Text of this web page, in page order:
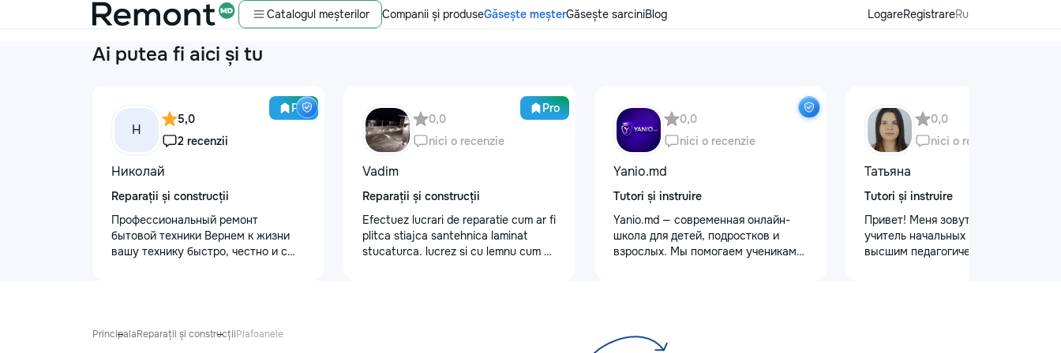
Catalogul meșterilor Companii și produseGăsește meșterGăsește sarciniBlog LogareRegistrareRu
Ai putea fi aici și tu
Pro
Н
5,0
2 recenzii
Николай
Reparații și construcții
Профессиональный ремонт
бытовой техники Вернем к жизни
вашу технику быстро, честно и с
течение 1–2 часов после заявки. 📉
Pro
0,0
nici o recenzie
Vadim
Reparații și construcții
Efectuez lucrari de reparatie cum ar fi
plitca stiajca santehnica laminat
stucaturca. lucrez si cu lemnu cum ar
0,0
nici o recenzie
Yanio.md
Tutori și instruire
Yanio.md — современная онлайн-
школа для детей, подростков и
взрослых. Мы помогаем ученикам
квалифицированные преподаватели
0,0
nici o recenzie
Татьяна
Tutori și instruire
Привет! Меня зовут Татьяна Я —
учитель начальных классов с
высшим педагогическим и
PrincipalaReparații și construcțiiPlafoanele